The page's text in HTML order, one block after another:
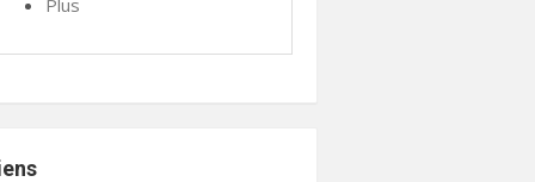
Plus